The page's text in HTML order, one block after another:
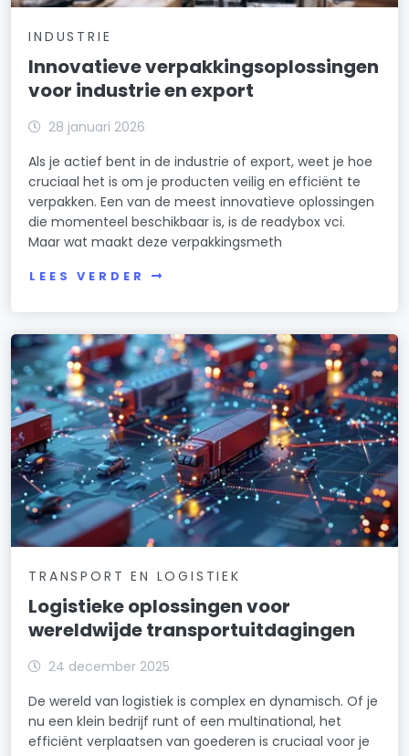
INDUSTRIE
Innovatieve verpakkingsoplossingen
voor industrie en export
28 januari 2026
Als je actief bent in de industrie of export, weet je hoe
cruciaal het is om je producten veilig en efficiënt te
verpakken. Een van de meest innovatieve oplossingen
die momenteel beschikbaar is, is de readybox vci.
Maar wat maakt deze verpakkingsmeth
LEES VERDER
TRANSPORT EN LOGISTIEK
Logistieke oplossingen voor
wereldwijde transportuitdagingen
24 december 2025
De wereld van logistiek is complex en dynamisch. Of je
nu een klein bedrijf runt of een multinational, het
efficiënt verplaatsen van goederen is cruciaal voor je